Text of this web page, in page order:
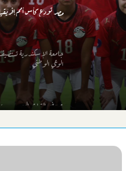
مصر تودع كأس أمم إفريقيا
جامعة الإسكندرية
الوعي الوطني
عروض التراث
“شاطئ الفن” بقصر ثقافة